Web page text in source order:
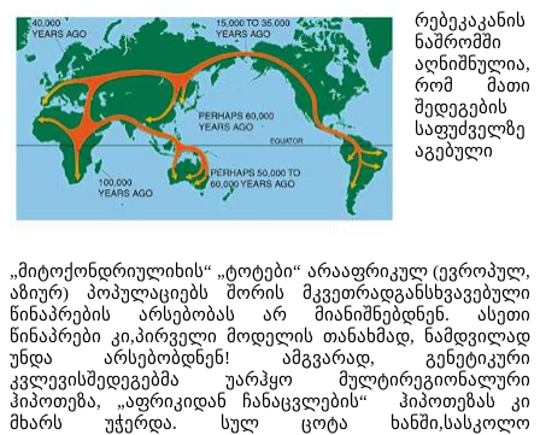
რებეკაკანის
ნაშრომში
აღნიშნულია,
რომ მათი
შედეგების
საფუძველზე
აგებული
„მიტოქონდრიულიხის“ „ტოტები“ არააფრიკულ (ევროპულ,
აზიურ) პოპულაციებს შორის მკვეთრადგანსხვავებული
წინაპრების არსებობას არ მიანიშნებდნენ. ასეთი
წინაპრები კი,პირველი მოდელის თანახმად, ნამდვილად
უნდა არსებობდნენ! ამგვარად, გენეტიკური
კვლევისშედეგებმა უარჰყო მულტირეგიონალური
ჰიპოთეზა, „აფრიკიდან ჩანაცვლების“ ჰიპოთეზას კი
მხარს უჭერდა. სულ ცოტა ხანში,სასკოლო